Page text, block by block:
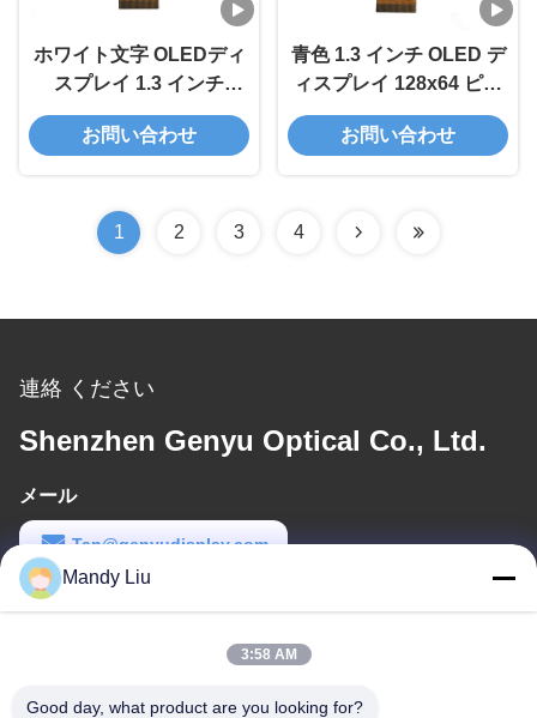
ホワイト文字 OLEDディ
スプレイ 1.3 インチ
128x64 ドット SH1106
30PIN FPC コネクタ
お問い合わせ
青色 1.3 インチ OLED デ
ィスプレイ 128x64 ピク
セル SH1106 30PIN 長
FPC ZIFタイプ
お問い合わせ
1 2 3 4
連絡 ください
Shenzhen Genyu Optical Co., Ltd.
メール
Tan@genyudisplay.com
労働時間
Mandy Liu
3:58 AM
Good day, what product are you looking for?